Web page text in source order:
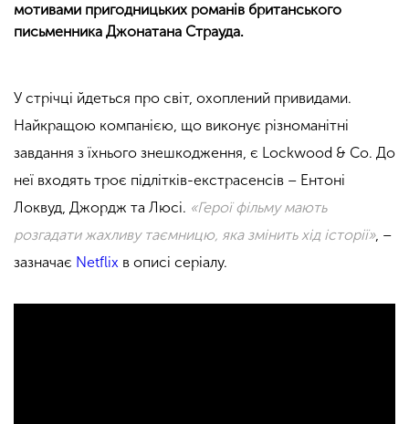
мотивами пригодницьких романів британського
письменника Джонатана Страуда.
У стрічці йдеться про світ, охоплений привидами.
Найкращою компанією, що виконує різноманітні
завдання з їхнього знешкодження, є Lockwood & Co. До
неї входять троє підлітків-екстрасенсів – Ентоні
Локвуд, Джордж та Люсі. «Герої фільму мають
розгадати жахливу таємницю, яка змінить хід історії», –
зазначає Netflix в описі серіалу.